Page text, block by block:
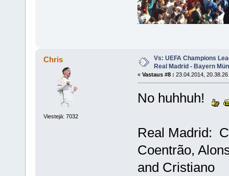
Chris
Viestejä: 7032
Vs: UEFA Champions
Real Madrid - Bayern
« Vastaus #8 : 23.04.2014, 20.38.26
No huhhuh!
Real Madrid:
Coentrão,
and Cristiano